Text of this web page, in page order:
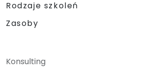
Rodzaje szkoleń
Zasoby
Konsulting